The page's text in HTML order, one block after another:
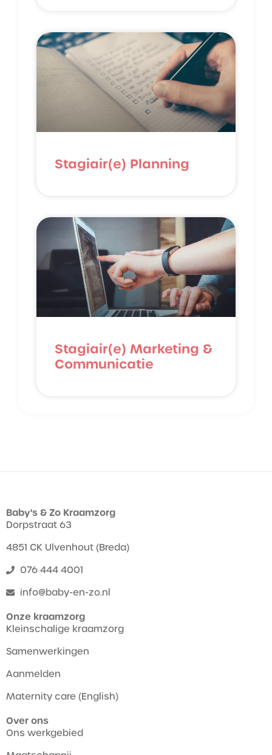
Stagiair(e) Planning
Stagiair(e) Marketing &
Communicatie
Baby's & Zo Kraamzorg
Dorpstraat 63
4851 CK Ulvenhout (Breda)
076 444 4001
info@baby-en-zo.nl
Onze kraamzorg
Kleinschalige kraamzorg
Samenwerkingen
Aanmelden
Maternity care (English)
Over ons
Ons werkgebied